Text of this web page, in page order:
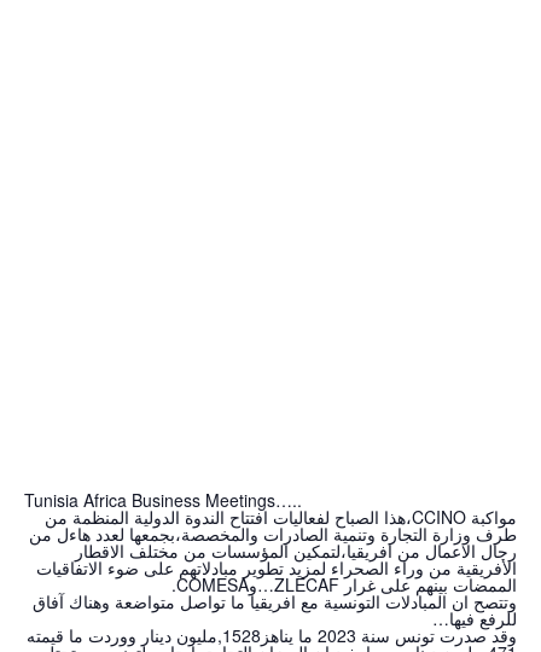
Tunisia Africa Business Meetings…..
مواكبة CCINO،هذا الصباح لفعاليات افتتاح الندوة الدولية المنظمة من
طرف وزارة التجارة وتنمية الصادرات والمخصصة،بجمعها لعدد هاءل من
رجال الاعمال من افريقيا،لتمكين المؤسسات من مختلف الاقطار
الأفريقية من وراء الصحراء لمزيد تطوير مبادلاتهم على ضوء الاتفاقيات
الممضات بينهم على غرار ZLECAF…وCOMESA.
وتتصح ان المبادلات التونسية مع افريقيا ما تواصل متواضعة وهناك آفاق
للرفع فيها…
وقد صدرت تونس سنة 2023 ما يناهز1528,مليون دينار ووردت ما قيمته